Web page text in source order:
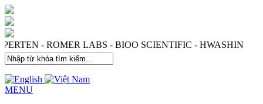
PERTEN - ROMER LABS - BIOO SCIENTIFIC - HWASHIN
MENU